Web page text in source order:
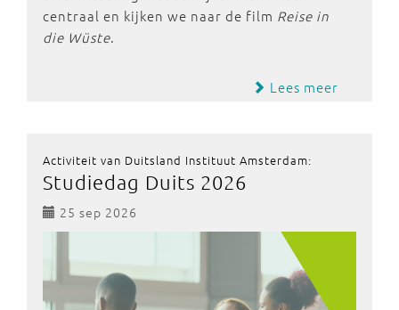
centraal en kijken we naar de film Reise in
die Wüste.
Lees meer
Activiteit van Duitsland Instituut Amsterdam:
Studiedag Duits 2026
25 sep 2026